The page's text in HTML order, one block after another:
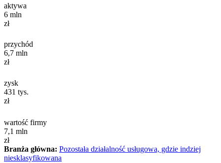
aktywa
6 mln
zł
przychód
6,7 mln
zł
zysk
431 tys.
zł
wartość firmy
7,1 mln
zł
Branża główna: Pozostała działalność usługowa, gdzie indziej
niesklasyfikowana